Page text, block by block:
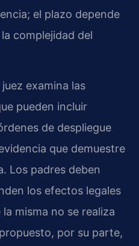
el plazo depende
complejidad del
examina las
pueden incluir
de despliegue
que demuestre
Los padres deben
los efectos legales
misma no se realiza
por su parte,